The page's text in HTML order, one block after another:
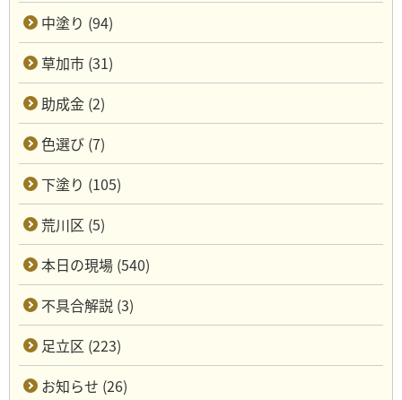
中塗り (94)
草加市 (31)
助成金 (2)
色選び (7)
下塗り (105)
荒川区 (5)
本日の現場 (540)
不具合解説 (3)
足立区 (223)
お知らせ (26)